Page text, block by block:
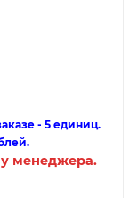
- 5 единиц.
менеджера.